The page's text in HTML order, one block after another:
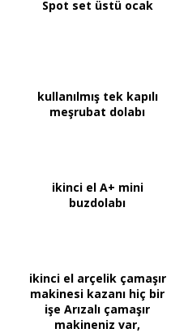
Spot set üstü ocak
kullanılmış tek kapılı
meşrubat dolabı
ikinci el A+ mini
buzdolabı
ikinci el arçelik çamaşır
makinesi kazanı hiç bir
işe Arızalı çamaşır
makineniz var,